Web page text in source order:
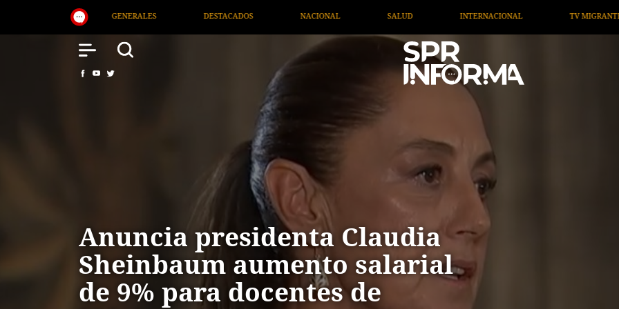
DESTACADOS NACIONAL SALUD INTERNACIONAL TV MIGRANTE INFORMA OPINIÓN
Anuncia presidenta Claudia
Sheinbaum aumento salarial
de 9% para docentes de